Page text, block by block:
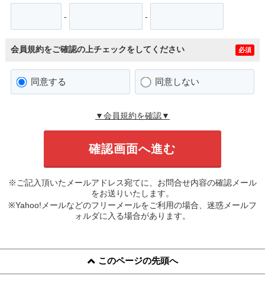
- -
会員規約をご確認の上チェックをしてください 必須
同意する 同意しない
▼会員規約を確認▼
※ご記入頂いたメールアドレス宛てに、お問合せ内容の確認メール
をお送りいたします。
※Yahoo!メールなどのフリーメールをご利用の場合、迷惑メールフ
ォルダに入る場合があります。
このページの先頭へ